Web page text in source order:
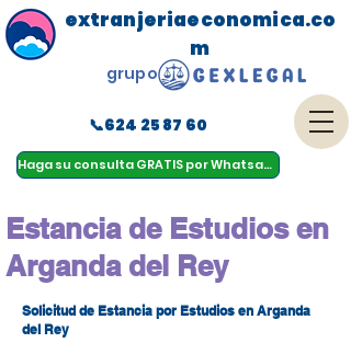
Haga su consulta GRATIS por Whatsapp
menu
extranjeriaeconomica.co
m
📞624 25 87 60
grupo
Estancia de Estudios en
Arganda del Rey
Solicitud de Estancia por Estudios en Arganda
del Rey